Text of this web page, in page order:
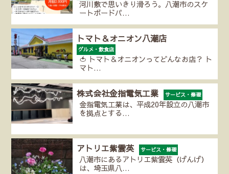
河川敷で思いきり滑ろう。八潮市のスケ
ートボードパ…
トマト＆オニオン八潮店
グルメ・飲食店
🍅 トマト＆オニオンってどんなお店？ ト
マト…
株式会社金指電気工業 サービス・修理
金指電気工業は、平成20年設立の八潮市
を拠点とする…
アトリエ紫雲英 サービス・修理
八潮市にあるアトリエ紫雲英（げんげ）
は、埼玉県八…